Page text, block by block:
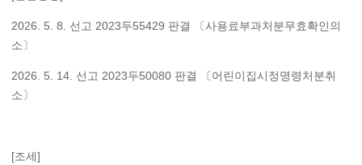
2026. 5. 8. 선고 2023두55429 판결 〔사용료부과처분무효확인의
소〕
2026. 5. 14. 선고 2023두50080 판결 〔어린이집시정명령처분취
소〕
[조세]